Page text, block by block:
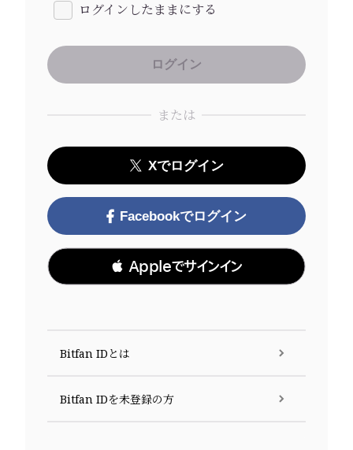
ログインしたままにする
または
Xでログイン
Facebookでログイン
 Appleでサインイン
Bitfan IDとは
Bitfan IDを未登録の方